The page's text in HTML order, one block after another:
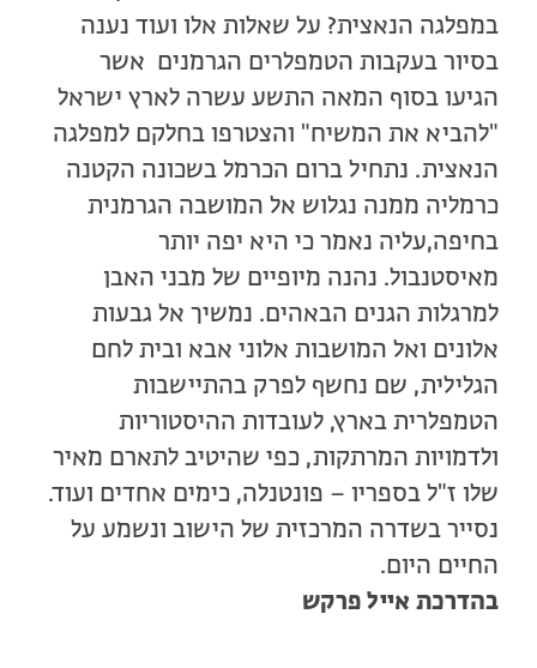
במפלגה הנאצית? על שאלות אלו ועוד נענה
בסיור בעקבות הטמפלרים הגרמנים אשר
הגיעו בסוף המאה התשע עשרה לארץ ישראל
"להביא את המשיח" והצטרפו בחלקם למפלגה
הנאצית. נתחיל ברום הכרמל בשכונה הקטנה
כרמליה ממנה נגלוש אל המושבה הגרמנית
בחיפה,עליה נאמר כי היא יפה יותר
מאיסטנבול. נהנה מיופיים של מבני האבן
למרגלות הגנים הבאהים. נמשיך אל גבעות
אלונים ואל המושבות אלוני אבא ובית לחם
הגלילית, שם נחשף לפרק בהתיישבות
הטמפלרית בארץ, לעובדות ההיסטוריות
ולדמויות המרתקות, כפי שהיטיב לתארם מאיר
שלו ז"ל בספריו – פונטנלה, כימים אחדים ועוד.
נסייר בשדרה המרכזית של הישוב ונשמע על
החיים היום.
בהדרכת אייל פרקש